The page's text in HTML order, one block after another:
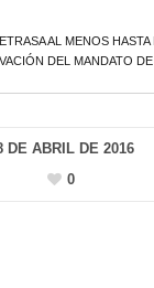
AL MENOS HASTA
DEL MANDATO
DE ABRIL DE 2016
0